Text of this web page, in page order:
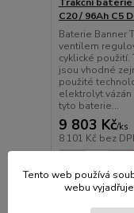
C20 / 96Ah C5
Baterie Banner
ventilem
cyklické
jsou vhodné
použité
elektrolyt
tyto baterie...
9 803 Kč/ks
8 101 Kč bez
Tento web používá
webu